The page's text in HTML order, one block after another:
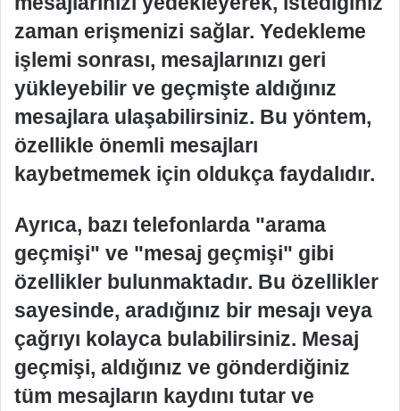
zaman erişmenizi sağlar. Yedekleme
işlemi sonrası, mesajlarınızı geri
yükleyebilir ve geçmişte aldığınız
mesajlara ulaşabilirsiniz. Bu yöntem,
özellikle önemli mesajları
kaybetmemek için oldukça faydalıdır.
Ayrıca, bazı telefonlarda "arama
geçmişi" ve "mesaj geçmişi" gibi
özellikler bulunmaktadır. Bu özellikler
sayesinde, aradığınız bir mesajı veya
çağrıyı kolayca bulabilirsiniz. Mesaj
geçmişi, aldığınız ve gönderdiğiniz
tüm mesajların kaydını tutar ve